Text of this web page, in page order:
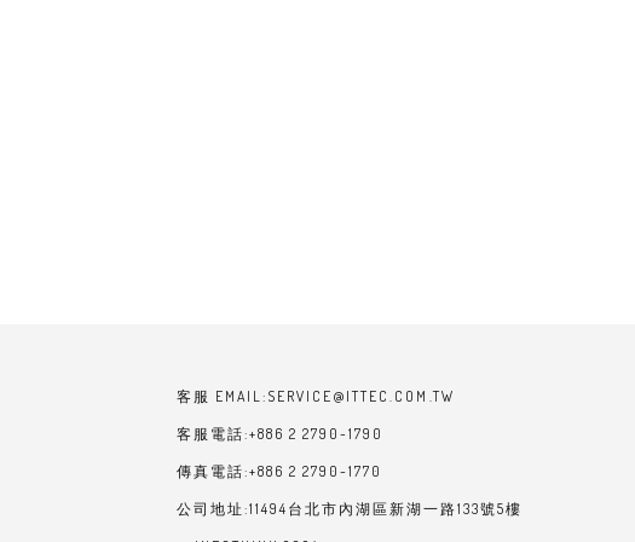
客服 EMAIL:SERVICE@ITTEC.COM.TW
客服電話:+886 2 2790-1790
傳真電話:+886 2 2790-1770
公司地址:11494台北市內湖區新湖一路133號5樓